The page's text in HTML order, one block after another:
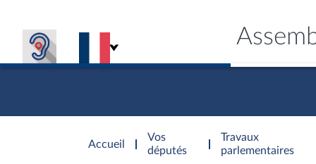
Accueil
d'accueil
Vos
députés
Travaux
parlementaires